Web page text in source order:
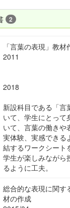
2
「言葉の表現」教材
2011
2018
新設科目である「言
いて、学生にとって
いて、言葉の働きや
実体験、実感できる
結するワークシート
学生が楽しみながら
るように工夫。
総合的な表現に関す
材の作成